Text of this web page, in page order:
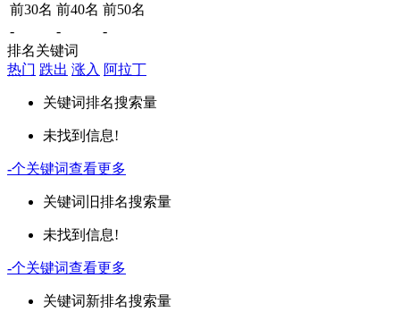
前30名 前40名 前50名
-
-
-
排名关键词
热门 跌出 涨入 阿拉丁
关键词排名搜索量
未找到信息!
-个关键词查看更多
关键词 旧排名搜索量
未找到信息!
-个关键词查看更多
关键词新排名搜索量